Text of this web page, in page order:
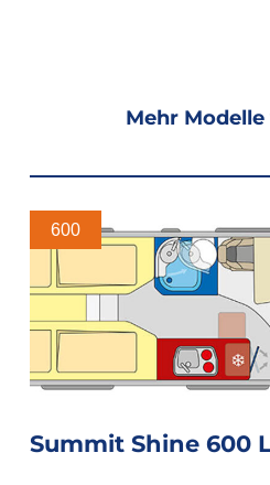
Mehr
600
Summit Shine 600